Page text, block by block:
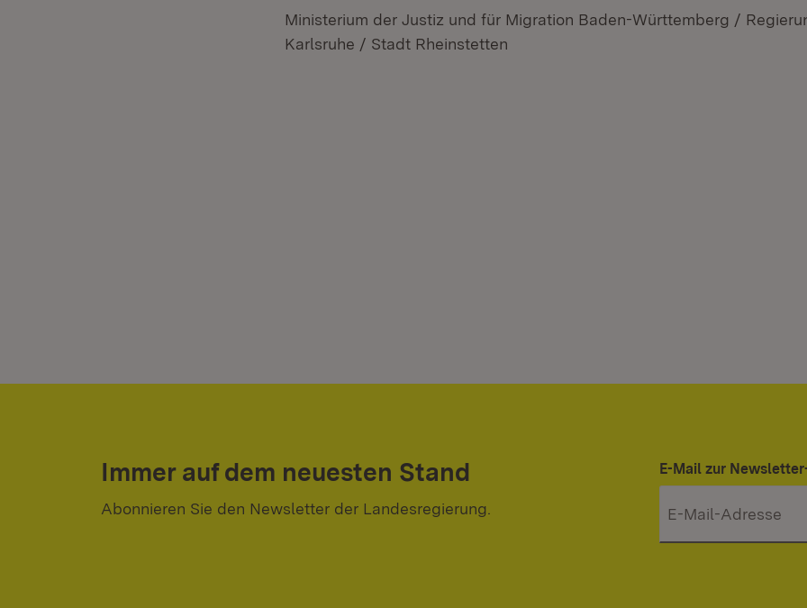
Ministerium der Justiz und für Migration Baden-Württemberg /
Karlsruhe / Stadt Rheinstetten
Immer auf dem neuesten Stand
Abonnieren Sie den Newsletter der Landesregierung.
E-Mail zur